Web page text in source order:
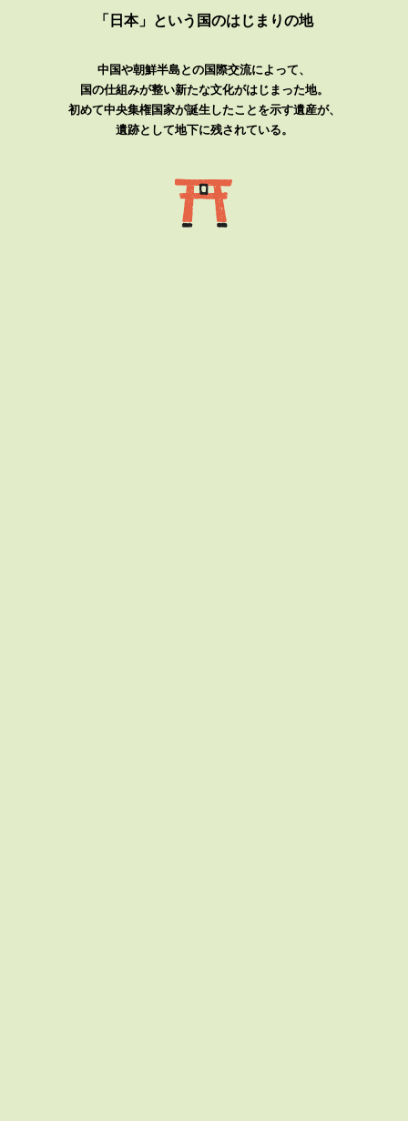
「日本」という国のはじまりの地
中国や朝鮮半島との国際交流によって、
国の仕組みが整い新たな文化がはじまった地。
初めて中央集権国家が誕生したことを示す遺産が、
遺跡として地下に残されている。